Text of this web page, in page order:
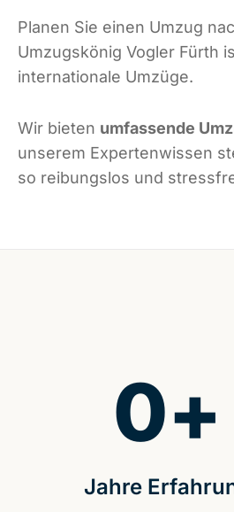
Planen Sie einen Umzug
Umzugskönig Vogler Fürth
internationale Umzüge.
Wir bieten umfassende
unserem Expertenwissen
so reibungslos und
Jahre
0+